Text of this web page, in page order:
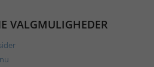
VALGMULIGHEDER